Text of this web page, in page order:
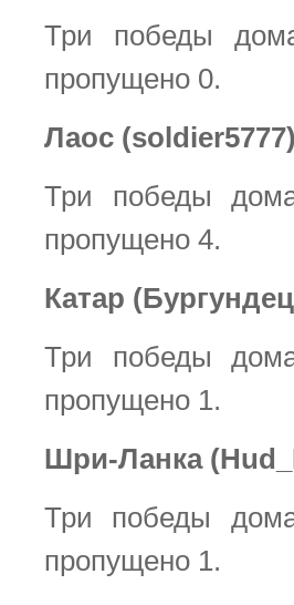
Три победы
пропущено 0.
Лаос (soldier5777)
Три победы
пропущено 4.
Катар
Три победы
пропущено 1.
Шри-Ланка
Три победы
пропущено 1.